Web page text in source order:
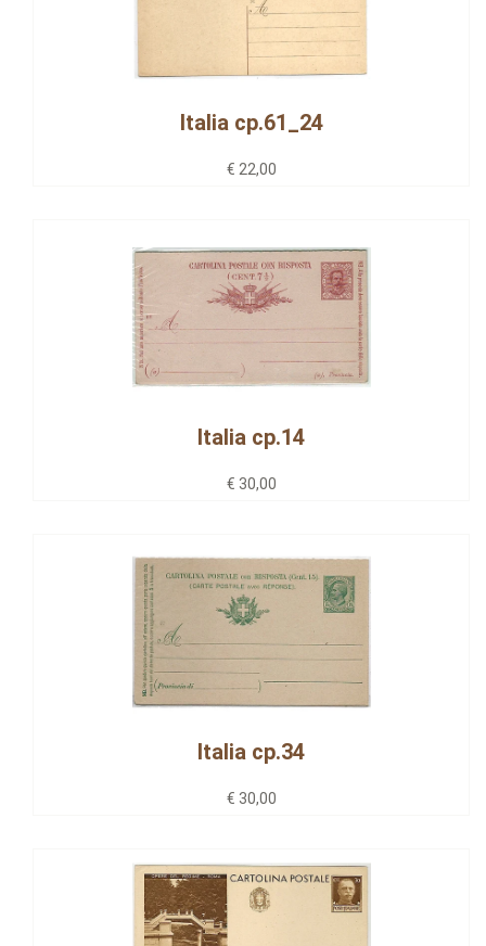
Italia cp.61_24
€ 22,00
Italia cp.14
€ 30,00
Italia cp.34
€ 30,00